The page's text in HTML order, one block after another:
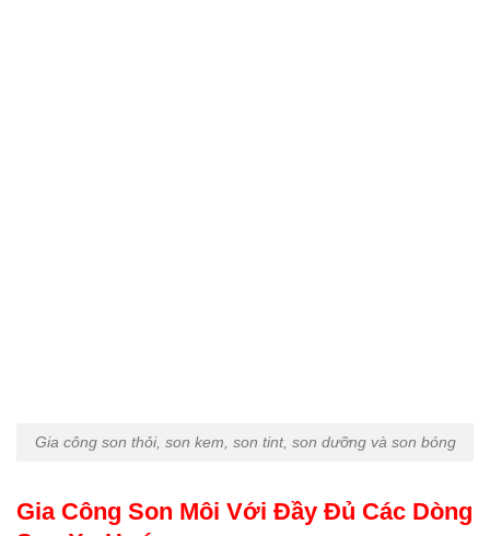
Gia công son thỏi, son kem, son tint, son dưỡng và son bóng
Gia Công Son Môi Với Đầy Đủ Các Dòng